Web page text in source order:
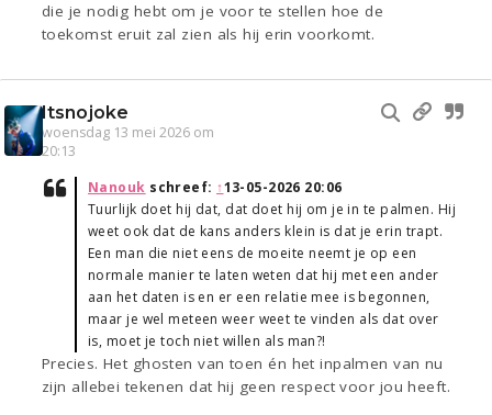
die je nodig hebt om je voor te stellen hoe de
toekomst eruit zal zien als hij erin voorkomt.
Itsnojoke
woensdag 13 mei 2026 om
20:13
Nanouk schreef: ↑13-05-2026 20:06
Tuurlijk doet hij dat, dat doet hij om je in te palmen. Hij
weet ook dat de kans anders klein is dat je erin trapt.
Een man die niet eens de moeite neemt je op een
normale manier te laten weten dat hij met een ander
aan het daten is en er een relatie mee is begonnen,
maar je wel meteen weer weet te vinden als dat over
is, moet je toch niet willen als man?!
Precies. Het ghosten van toen én het inpalmen van nu
zijn allebei tekenen dat hij geen respect voor jou heeft.